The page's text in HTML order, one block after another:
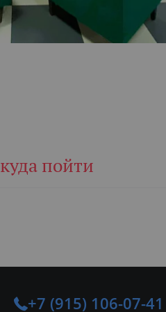
куда пойти
+7 (915) 106-07-41